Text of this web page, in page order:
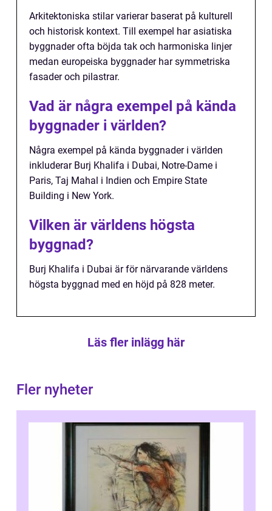
Arkitektoniska stilar varierar baserat på kulturell
och historisk kontext. Till exempel har asiatiska
byggnader ofta böjda tak och harmoniska linjer
medan europeiska byggnader har symmetriska
fasader och pilastrar.
Vad är några exempel på kända
byggnader i världen?
Några exempel på kända byggnader i världen
inkluderar Burj Khalifa i Dubai, Notre-Dame i
Paris, Taj Mahal i Indien och Empire State
Building i New York.
Vilken är världens högsta
byggnad?
Burj Khalifa i Dubai är för närvarande världens
högsta byggnad med en höjd på 828 meter.
Läs fler inlägg här
Fler nyheter